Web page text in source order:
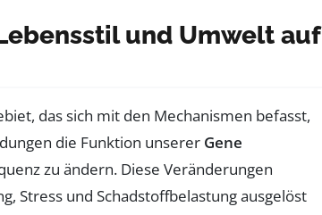
und Umwelt auf
das sich mit den Mechanismen befasst,
die Funktion unserer Gene
zu ändern. Diese Veränderungen
Stress und Schadstoffbelastung ausgelöst